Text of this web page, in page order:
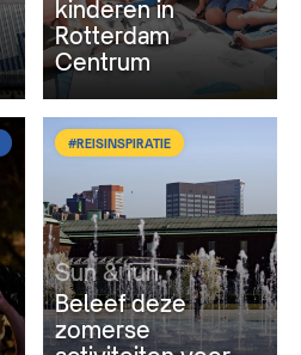
kinderen in
Rotterdam
Centrum
#REISINSPIRATIE
Sun & fun
Beleef deze
zomerse